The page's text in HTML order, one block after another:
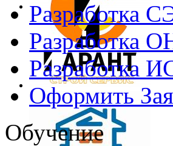
Разработка
Разработка
Разработка
Оформить
Обучение